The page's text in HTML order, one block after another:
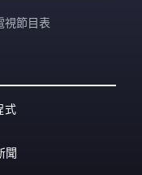
視節目表
式
聞